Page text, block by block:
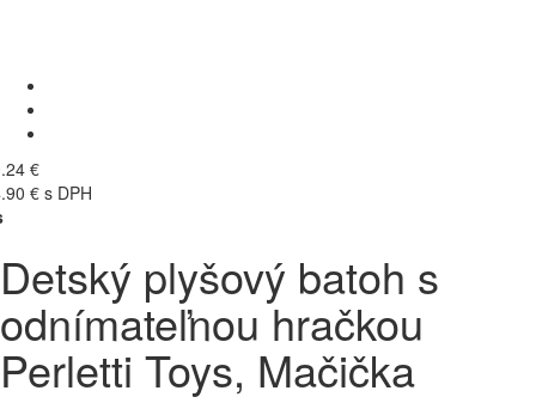
€
€ s DPH
Detský plyšový batoh s
odnímateľnou hračkou
Perletti Toys, Mačička